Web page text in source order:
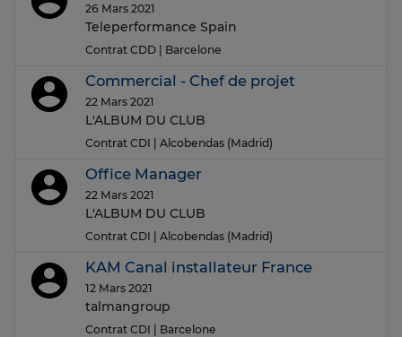
26 Mars 2021
Teleperformance Spain
Contrat CDD | Barcelone
Commercial - Chef de projet
22 Mars 2021
L'ALBUM DU CLUB
Contrat CDI | Alcobendas (Madrid)
Office Manager
22 Mars 2021
L'ALBUM DU CLUB
Contrat CDI | Alcobendas (Madrid)
KAM Canal installateur France
12 Mars 2021
talmangroup
Contrat CDI | Barcelone